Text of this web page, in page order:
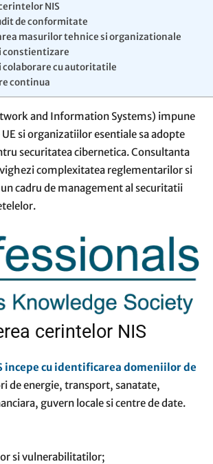
NIS
de conformitate
masurilor tehnice si organizationale
constientizare
colaborare cu autoritatile
continua
and Information Systems) impune
si organizatiilor esentiale sa adopte
securitatea cibernetica. Consultanta
complexitatea reglementarilor si
cadru de management al securitatii
cerintelor NIS
incepe cu identificarea domeniilor de
de energie, transport, sanatate,
guvern locale si centre de date.
si vulnerabilitatilor;